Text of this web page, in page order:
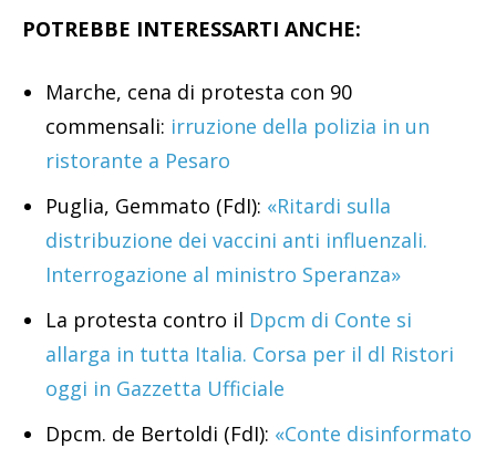
POTREBBE INTERESSARTI ANCHE:
Marche, cena di protesta con 90
commensali: irruzione della polizia in un
ristorante a Pesaro
Puglia, Gemmato (FdI): «Ritardi sulla
distribuzione dei vaccini anti influenzali.
Interrogazione al ministro Speranza»
La protesta contro il Dpcm di Conte si
allarga in tutta Italia. Corsa per il dl Ristori
oggi in Gazzetta Ufficiale
Dpcm. de Bertoldi (FdI): «Conte disinformato